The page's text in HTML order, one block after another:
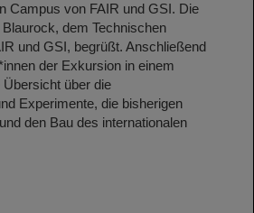
Campus von FAIR und GSI. Die
dem Technischen
und GSI, begrüßt. Anschließend
der Exkursion in einem
über die
Experimente, die bisherigen
den Bau des internationalen